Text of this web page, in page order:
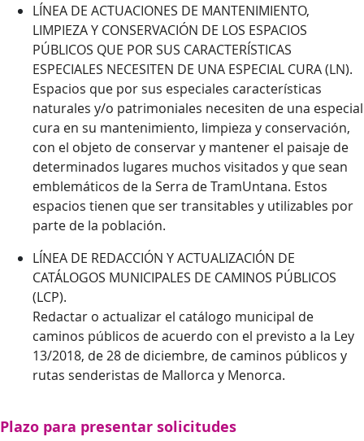
LÍNEA DE ACTUACIONES DE MANTENIMIENTO,
LIMPIEZA Y CONSERVACIÓN DE LOS ESPACIOS
PÚBLICOS QUE POR SUS CARACTERÍSTICAS
ESPECIALES NECESITEN DE UNA ESPECIAL CURA (LN).
Espacios que por sus especiales características
naturales y/o patrimoniales necesiten de una especial
cura en su mantenimiento, limpieza y conservación,
con el objeto de conservar y mantener el paisaje de
determinados lugares muchos visitados y que sean
emblemáticos de la Serra de TramUntana. Estos
espacios tienen que ser transitables y utilizables por
parte de la población.
LÍNEA DE REDACCIÓN Y ACTUALIZACIÓN DE
CATÁLOGOS MUNICIPALES DE CAMINOS PÚBLICOS
(LCP).
Redactar o actualizar el catálogo municipal de
caminos públicos de acuerdo con el previsto a la Ley
13/2018, de 28 de diciembre, de caminos públicos y
rutas senderistas de Mallorca y Menorca.
Plazo para presentar solicitudes